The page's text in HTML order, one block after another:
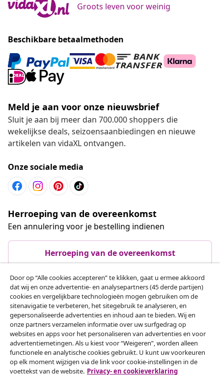
Groots leven voor weinig
Beschikbare betaalmethoden
Meld je aan voor onze nieuwsbrief
Sluit je aan bij meer dan 700.000 shoppers die
wekelijkse deals, seizoensaanbiedingen en nieuwe
artikelen van vidaXL ontvangen.
Onze sociale media
Herroeping van de overeenkomst
Een annulering voor je bestelling indienen
Herroeping van de overeenkomst
Klantenservice
Zakelijk
vidaXL
Door op “Alle cookies accepteren” te klikken, gaat u ermee akkoord
dat wij en onze advertentie- en analysepartners (45 derde partijen)
cookies en vergelijkbare technologieën mogen gebruiken om de
sitenavigatie te verbeteren, het sitegebruik te analyseren, en
gepersonaliseerde advertenties en inhoud aan te bieden. Wij en
onze partners verzamelen informatie over uw surfgedrag op
websites en apps voor het personaliseren van advertenties en voor
advertentiemetingen. Als u kiest voor “Weigeren”, worden alleen
functionele en analytische cookies gebruikt. U kunt uw voorkeuren
op elk moment wijzigen via de link voor cookie-instellingen in de
voettekst van de website. Privacy- en cookieverklaring